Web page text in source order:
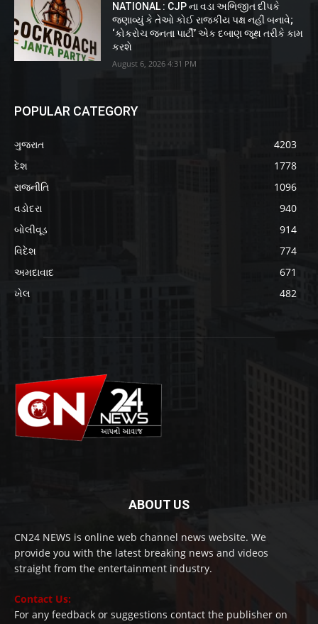
NATIONAL : CJP ના વડા અભિજીત દીપકે
જણાવ્યું કે તેઓ કોઈ રાજકીય પક્ષ નહીં બનાવે;
‘કોકરોચ જનતા પાર્ટી’ એક દબાણ જૂથ તરીકે કામ
કરશે
August 6, 2026 4:31 PM
POPULAR CATEGORY
ગુજરાત
4203
દેશ
1778
રાજનીતિ
1096
વડોદરા
940
બોલીવૂડ
914
વિદેશ
774
અમદાવાદ
671
ખેલ
482
ABOUT US
CN24 NEWS is online web channel news website. We
provide you with the latest breaking news and videos
straight from the entertainment industry.
Contact Us:
For any feedback or suggestions contact the publisher on